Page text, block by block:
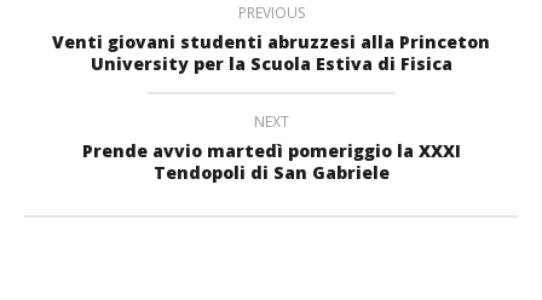
PREVIOUS
Venti giovani studenti abruzzesi alla Princeton
University per la Scuola Estiva di Fisica
NEXT
Prende avvio martedì pomeriggio la XXXI
Tendopoli di San Gabriele